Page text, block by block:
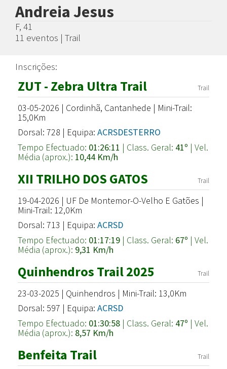
Andreia Jesus
F, 41
11 eventos | Trail
Inscrições:
ZUT - Zebra Ultra Trail Trail
03-05-2026 | Cordinhã, Cantanhede | Mini-Trail:
15,0Km
Dorsal: 728 | Equipa: ACRSDESTERRO
Tempo Efectuado: 01:26:11 | Class. Geral: 41º | Vel.
Média (aprox.): 10,44 Km/h
XII TRILHO DOS GATOS Trail
19-04-2026 | UF De Montemor-O-Velho E Gatões |
Mini-Trail: 12,0Km
Dorsal: 713 | Equipa: ACRSD
Tempo Efectuado: 01:17:19 | Class. Geral: 67º | Vel.
Média (aprox.): 9,31 Km/h
Quinhendros Trail 2025 Trail
23-03-2025 | Quinhendros | Mini-Trail: 13,0Km
Dorsal: 597 | Equipa: ACRSD
Tempo Efectuado: 01:30:58 | Class. Geral: 47º | Vel.
Média (aprox.): 8,57 Km/h
Benfeita Trail Trail